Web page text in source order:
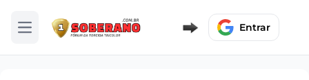
Abrir menu Entrar